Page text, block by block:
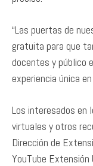
“Las puertas de
gratuita para que
docentes y público
experiencia única
Los interesados en
virtuales y otros
Dirección de
YouTube